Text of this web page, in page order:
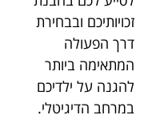
זכויותיכם ובבחירת
דרך הפעולה
המתאימה ביותר
להגנה על ילדיכם
במרחב הדיגיטלי.